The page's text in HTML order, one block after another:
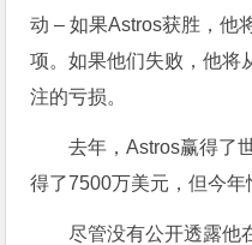
动 – 如果Astros获胜，他
项。如果他们失败，他将
注的亏损。
去年，Astros赢得了
得了7500万美元，但今年
尽管没有公开透露他